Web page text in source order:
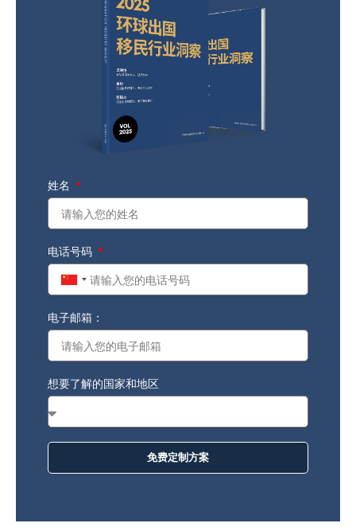
姓名
电话号码
China
电子邮箱：
想要了解的国家和地区
免费定制方案